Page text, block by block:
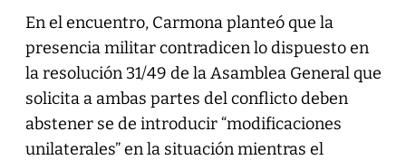
En el encuentro, Carmona planteó que la
presencia militar contradicen lo dispuesto en
la resolución 31/49 de la Asamblea General que
solicita a ambas partes del conflicto deben
abstener se de introducir “modificaciones
unilaterales” en la situación mientras el